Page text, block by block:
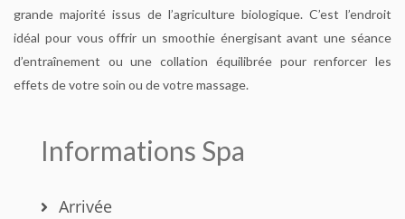
grande majorité issus de l’agriculture biologique. C’est l’endroit
idéal pour vous offrir un smoothie énergisant avant une séance
d’entraînement ou une collation équilibrée pour renforcer les
effets de votre soin ou de votre massage.
Informations Spa
Arrivée